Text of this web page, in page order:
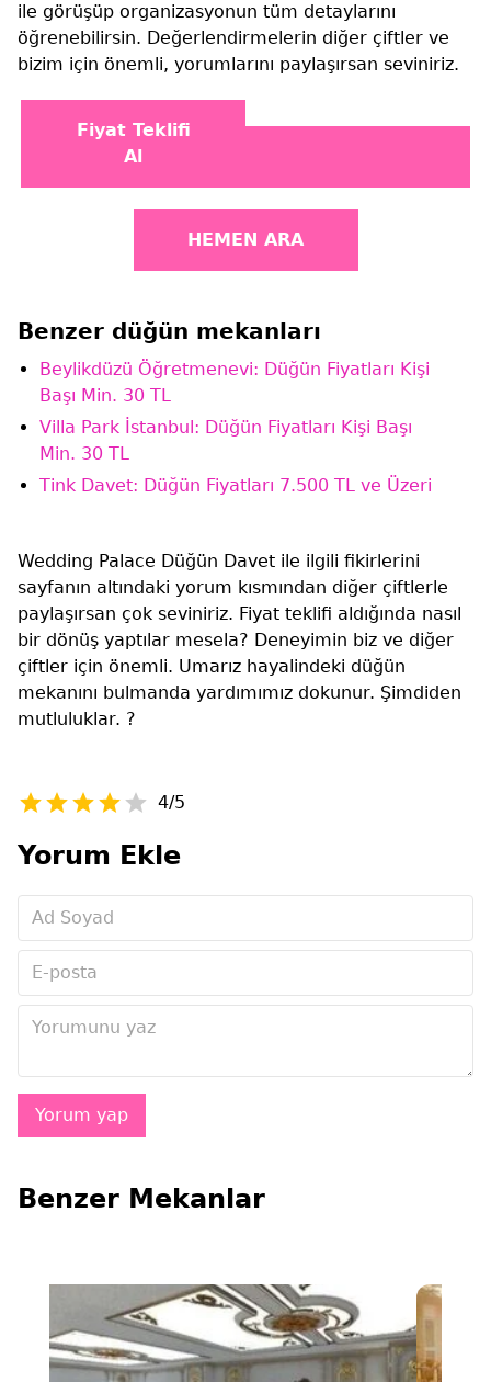
ile görüşüp organizasyonun tüm detaylarını
öğrenebilirsin. Değerlendirmelerin diğer çiftler ve
bizim için önemli, yorumlarını paylaşırsan seviniriz.
Fiyat Teklifi
Al
HEMEN ARA
Benzer düğün mekanları
Beylikdüzü Öğretmenevi: Düğün Fiyatları Kişi
Başı Min. 30 TL
Villa Park İstanbul: Düğün Fiyatları Kişi Başı
Min. 30 TL
Tink Davet: Düğün Fiyatları 7.500 TL ve Üzeri
Wedding Palace Düğün Davet ile ilgili fikirlerini
sayfanın altındaki yorum kısmından diğer çiftlerle
paylaşırsan çok seviniriz. Fiyat teklifi aldığında nasıl
bir dönüş yaptılar mesela? Deneyimin biz ve diğer
çiftler için önemli. Umarız hayalindeki düğün
mekanını bulmanda yardımımız dokunur. Şimdiden
mutluluklar. ?
4/5
Yorum Ekle
Benzer Mekanlar